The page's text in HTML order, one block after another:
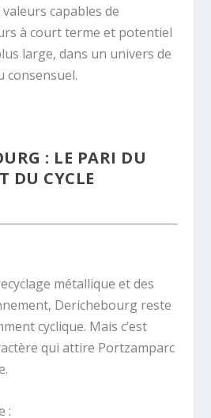
capables de
à court terme et potentiel
large, dans un univers de
consensuel.
: LE PARI DU
DU CYCLE
métallique et des
Derichebourg reste
cyclique. Mais c’est
qui attire Portzamparc
: